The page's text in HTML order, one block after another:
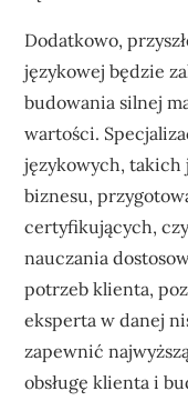
Dodatkowo,
językowej będzie
budowania silnej
wartości.
językowych, takich
biznesu,
certyfikujących,
nauczania
potrzeb klienta,
eksperta w danej
zapewnić
obsługę klienta i